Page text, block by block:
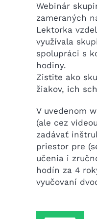
Webinár
zameraných
Lektorka
využívala
spolupráci s
hodiny.
Zistite ako
žiakov, ich
V uvedenom
(ale cez
zadávať
priestor pre
učenia i
hodín za 4
vyučovaní